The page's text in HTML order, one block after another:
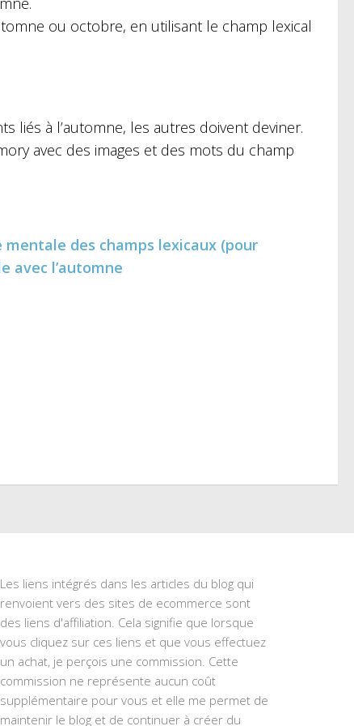
ou octobre, en utilisant le champ lexical
liés à l’automne, les autres doivent deviner.
avec des images et des mots du champ
mentale des champs lexicaux (pour
avec l’automne
Les liens intégrés dans les articles du blog qui
renvoient vers des sites de ecommerce sont
des liens d'affiliation. Cela signifie que lorsque
vous cliquez sur ces liens et que vous effectuez
un achat, je perçois une commission. Cette
commission ne représente aucun coût
supplémentaire pour vous et elle me permet de
maintenir le blog et de continuer à créer du